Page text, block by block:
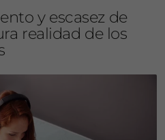
y escasez de
realidad de los